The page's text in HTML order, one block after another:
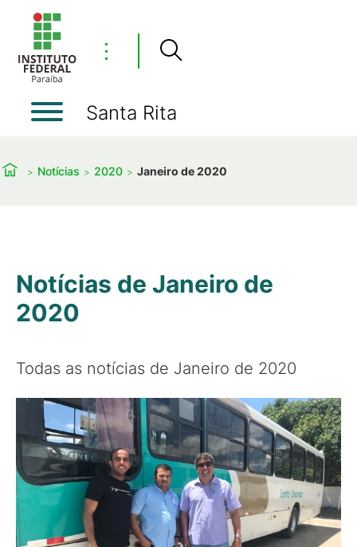
⋮
Santa Rita
Notícias 2020 Janeiro de 2020
Notícias de Janeiro de
2020
Todas as notícias de Janeiro de 2020